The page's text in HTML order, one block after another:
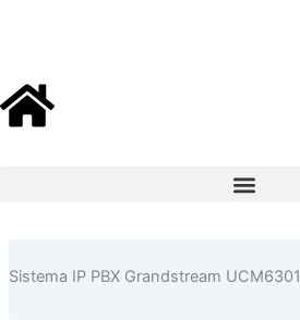
Sistema IP PBX Grandstream UCM6301